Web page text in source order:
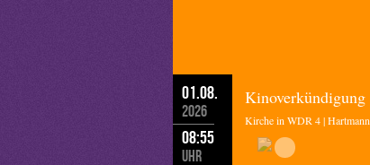
01.08.
2026
08:55
Uhr
Kinoverkündigung
Kirche in WDR 4 | Hartmann